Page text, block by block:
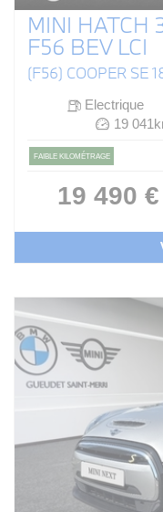
MINI HATCH
F56 BEV LCI
(F56) COOPER SE
Electrique
19
FAIBLE KILOMÉTRAGE
19 490 €